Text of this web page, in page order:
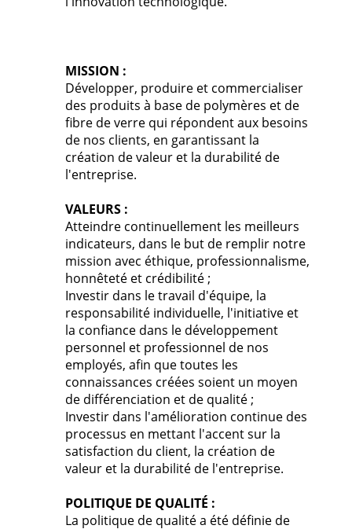
MISSION :
Développer, produire et commercialiser
des produits à base de polymères et de
fibre de verre qui répondent aux besoins
de nos clients, en garantissant la
création de valeur et la durabilité de
l'entreprise.
VALEURS :
Atteindre continuellement les meilleurs
indicateurs, dans le but de remplir notre
mission avec éthique, professionnalisme,
honnêteté et crédibilité ;
Investir dans le travail d'équipe, la
responsabilité individuelle, l'initiative et
la confiance dans le développement
personnel et professionnel de nos
employés, afin que toutes les
connaissances créées soient un moyen
de différenciation et de qualité ;
Investir dans l'amélioration continue des
processus en mettant l'accent sur la
satisfaction du client, la création de
valeur et la durabilité de l'entreprise.
POLITIQUE DE QUALITÉ :
La politique de qualité a été définie de